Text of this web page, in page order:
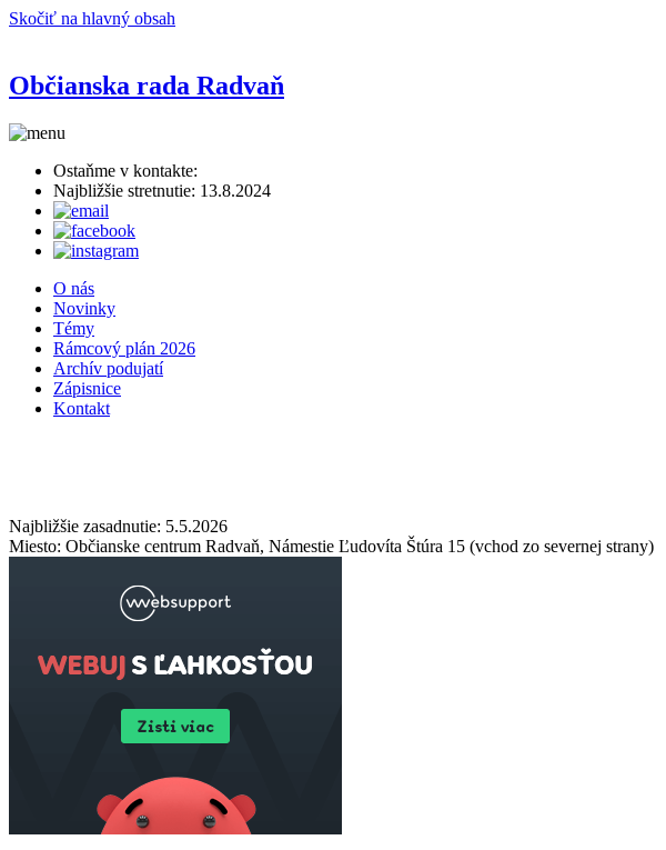
Skočiť na hlavný obsah
Občianska rada Radvaň
Ostaňme v kontakte:
Najbližšie stretnutie: 13.8.2024
O nás
Novinky
Témy
Rámcový plán 2026
Archív podujatí
Zápisnice
Kontakt
Najbližšie zasadnutie: 5.5.2026
Miesto: Občianske centrum Radvaň, Námestie Ľudovíta Štúra 15 (vchod zo severnej strany)